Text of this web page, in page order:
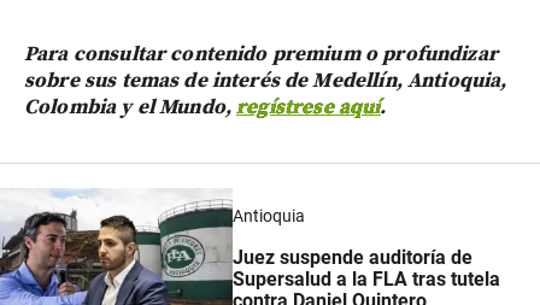
Para consultar contenido premium o profundizar
sobre sus temas de interés de Medellín, Antioquia,
Colombia y el Mundo,regístrese aquí.
Antioquia
Juez suspende auditoría de
Supersalud a la FLA tras tutela
contra Daniel Quintero